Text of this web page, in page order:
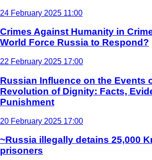
24 February 2025 11:00
Crimes Against Humanity in
World Force Russia to Respond?
22 February 2025 17:00
Russian Influence on the Events
Revolution of Dignity: Facts,
Punishment
20 February 2025 17:00
~Russia illegally detains 25,000
prisoners